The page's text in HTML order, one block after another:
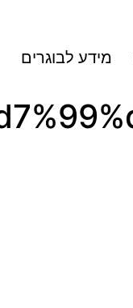
מידע לבוגרים